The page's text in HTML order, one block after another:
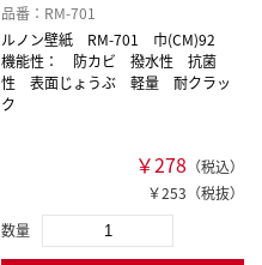
品番：RM-701
ルノン壁紙 RM-701 巾(CM)92
機能性： 防カビ 撥水性 抗菌
性 表面じょうぶ 軽量 耐クラッ
ク
￥278 （税込）
￥253（税抜）
数量